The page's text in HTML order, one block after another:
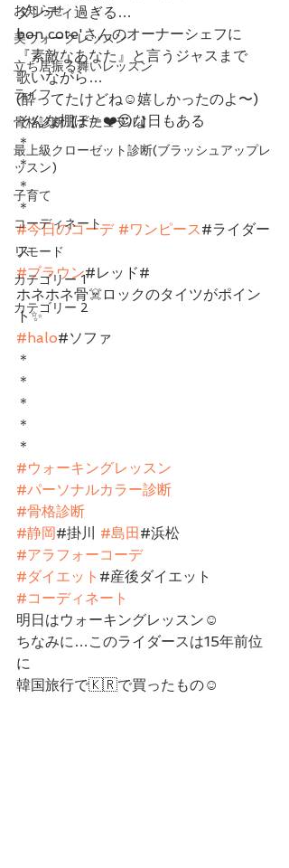
お知らせ
美ウォークレッスン
立ち居振る舞いレッスン
ライフ
骨格診断【ナチュラル】
最上級クローゼット診断(ブラッシュアップレ
ッスン)
子育て
コーディネート
リモード
カテゴリー 1
カテゴリー 2
ダンディ過ぎる…
bon cote'さんのオーナーシェフに
『素敵なあなた』と言うジャスまで
歌いながら…
(酔ってたけどね☺︎嬉しかったのよ〜)
そんな棚ぼた❤️😍な日もある
＊
＊
＊
＊
#今日のコーデ #ワンピース #ライダー
ス
#ブラウン#レッド#
ホネホネ骨☠️ロックのタイツがポイン
ト✨
#halo#ソファ
＊
＊
＊
＊
＊
#ウォーキングレッスン
#パーソナルカラー診断
#骨格診断
#静岡#掛川 #島田#浜松
#アラフォーコーデ
#ダイエット #産後ダイエット
#コーディネート
明日はウォーキングレッスン☺︎
ちなみに…このライダースは15年前位
に
韓国旅行で🇰🇷で買ったもの☺︎